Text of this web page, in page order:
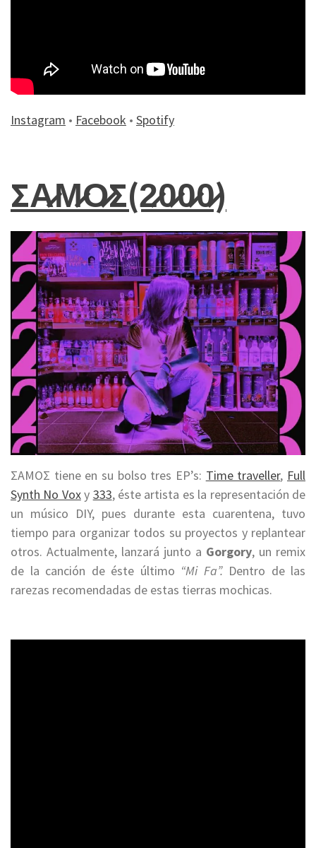
Instagram • Facebook • Spotify
ΣA̷M̷O̷Σ(2̷0̷0̷0̷)
ΣAMOΣ tiene en su bolso tres EP’s: Time traveller, Full
Synth No Voxy 333, éste artista es la representación de
un músico DIY, pues durante esta cuarentena, tuvo
tiempo para organizar todos su proyectos y replantear
otros. Actualmente, lanzará junto a Gorgory, un remix
de la canción de éste último “Mi Fa”. Dentro de las
rarezas recomendadas de estas tierras mochicas.